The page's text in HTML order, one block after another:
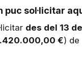
puc sol·licitar
des del 13
€)